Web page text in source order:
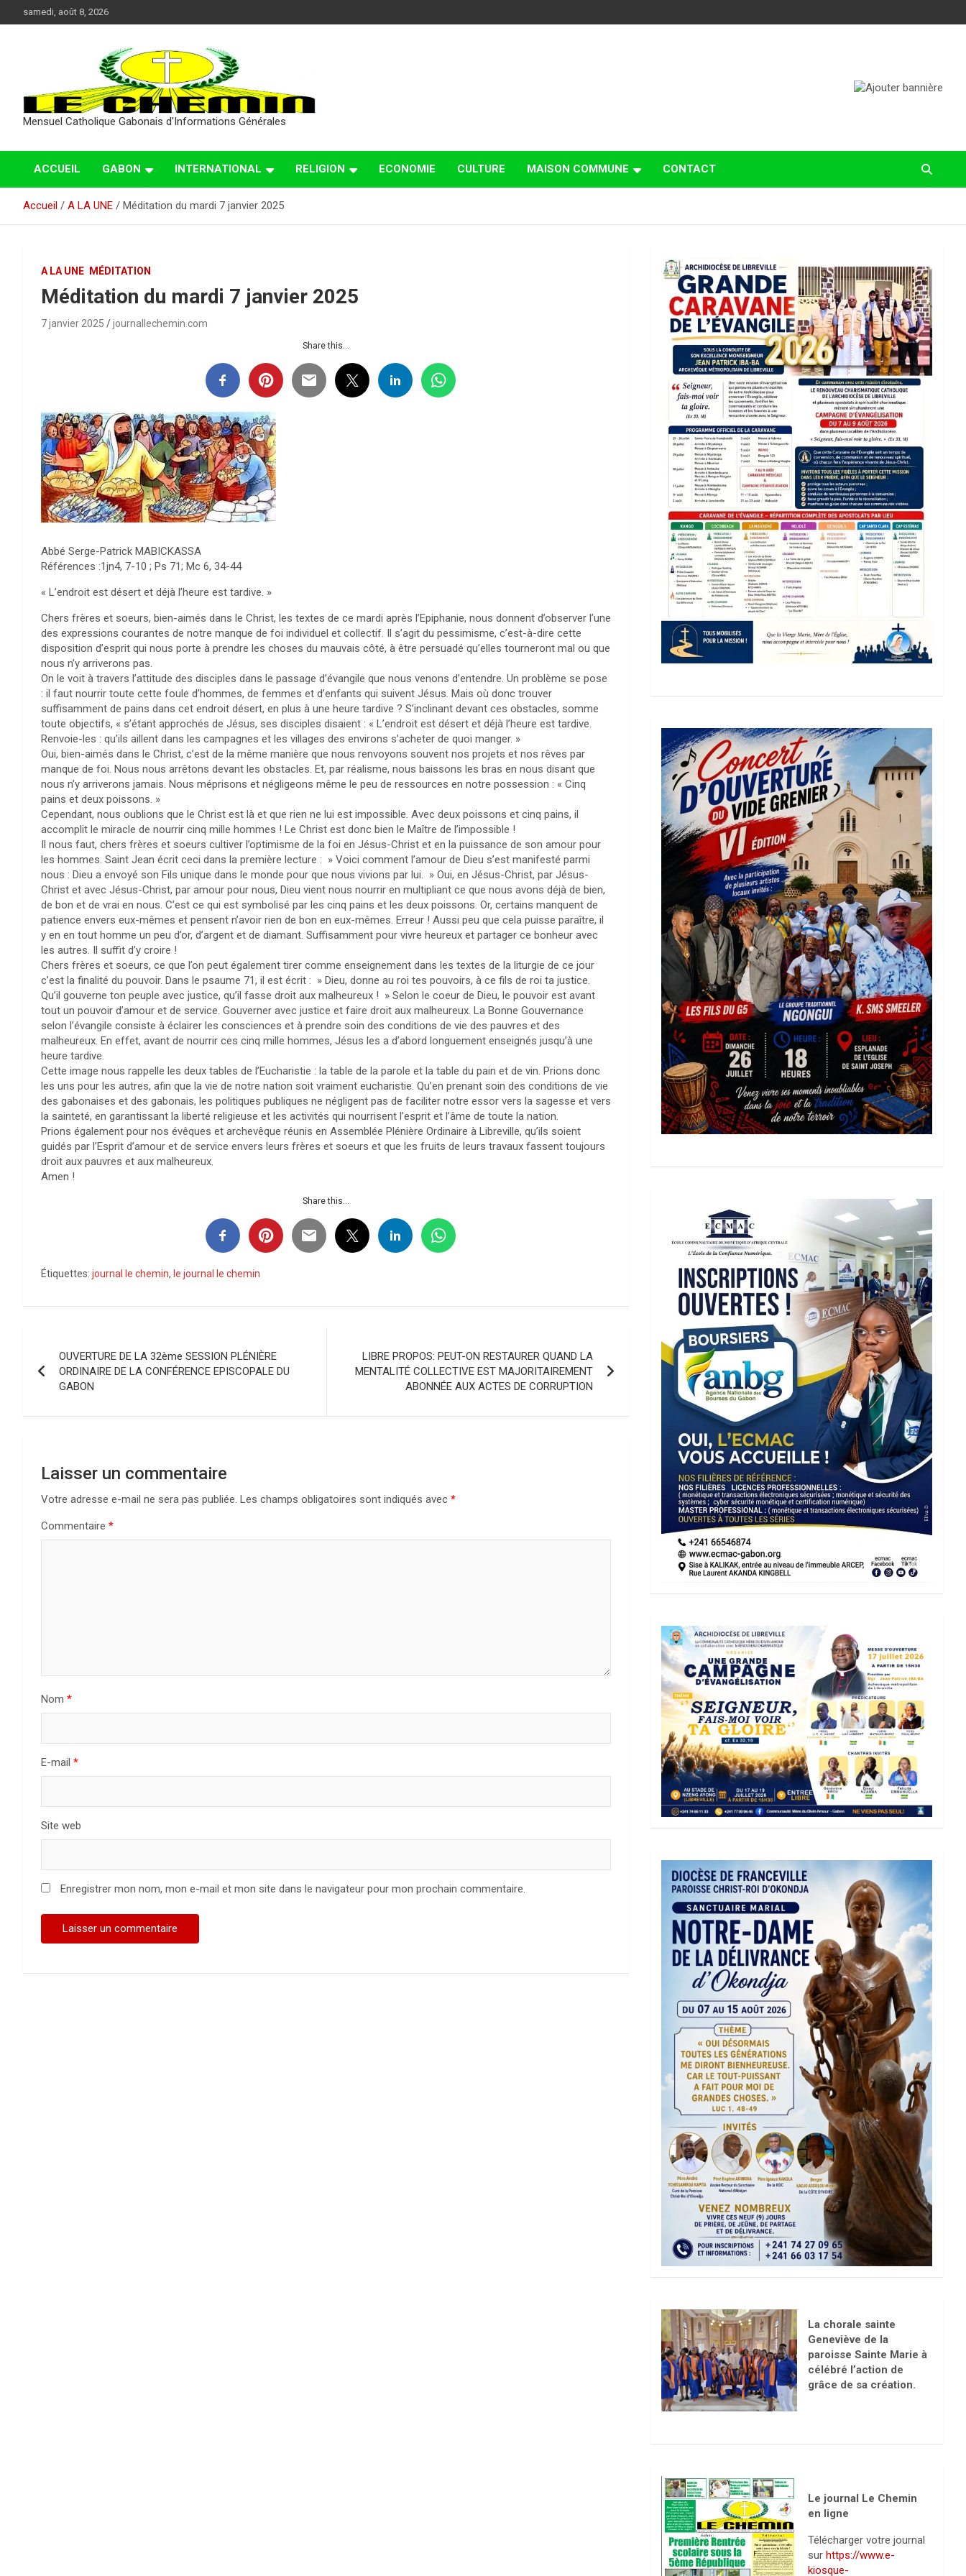
au
samedi, août 8, 2026
Mensuel Catholique Gabonais d'Informations Générales
ACCUEIL GABON INTERNATIONAL RELIGION ECONOMIE CULTURE MAISON COMMUNE CONTACT
Accueil A LA UNE Méditation du mardi 7 janvier 2025
A LA UNE MÉDITATION
Méditation du mardi 7 janvier 2025
7 janvier 2025 journallechemin.com
Share this...
Abbé Serge-Patrick MABICKASSA
Références :1jn4, 7-10 ; Ps 71; Mc 6, 34-44
« L’endroit est désert et déjà l’heure est tardive. »
Chers frères et soeurs, bien-aimés dans le Christ, les textes de ce mardi après l’Epiphanie, nous donnent d’observer l’une
des expressions courantes de notre manque de foi individuel et collectif. Il s’agit du pessimisme, c’est-à-dire cette
disposition d’esprit qui nous porte à prendre les choses du mauvais côté, à être persuadé qu’elles tourneront mal ou que
nous n’y arriverons pas.
On le voit à travers l’attitude des disciples dans le passage d’évangile que nous venons d’entendre. Un problème se pose
: il faut nourrir toute cette foule d’hommes, de femmes et d’enfants qui suivent Jésus. Mais où donc trouver
suffisamment de pains dans cet endroit désert, en plus à une heure tardive ? S’inclinant devant ces obstacles, somme
toute objectifs, « s’étant approchés de Jésus, ses disciples disaient : « L’endroit est désert et déjà l’heure est tardive.
Renvoie-les : qu’ils aillent dans les campagnes et les villages des environs s’acheter de quoi manger. »
Oui, bien-aimés dans le Christ, c’est de la même manière que nous renvoyons souvent nos projets et nos rêves par
manque de foi. Nous nous arrêtons devant les obstacles. Et, par réalisme, nous baissons les bras en nous disant que
nous n’y arriverons jamais. Nous méprisons et négligeons même le peu de ressources en notre possession : « Cinq
pains et deux poissons. »
Cependant, nous oublions que le Christ est là et que rien ne lui est impossible. Avec deux poissons et cinq pains, il
accomplit le miracle de nourrir cinq mille hommes ! Le Christ est donc bien le Maître de l’impossible !
Il nous faut, chers frères et soeurs cultiver l’optimisme de la foi en Jésus-Christ et en la puissance de son amour pour
les hommes. Saint Jean écrit ceci dans la première lecture : » Voici comment l’amour de Dieu s’est manifesté parmi
nous : Dieu a envoyé son Fils unique dans le monde pour que nous vivions par lui. » Oui, en Jésus-Christ, par Jésus-
Christ et avec Jésus-Christ, par amour pour nous, Dieu vient nous nourrir en multipliant ce que nous avons déjà de bien,
de bon et de vrai en nous. C’est ce qui est symbolisé par les cinq pains et les deux poissons. Or, certains manquent de
patience envers eux-mêmes et pensent n’avoir rien de bon en eux-mêmes. Erreur ! Aussi peu que cela puisse paraître, il
y en en tout homme un peu d’or, d’argent et de diamant. Suffisamment pour vivre heureux et partager ce bonheur avec
les autres. Il suffit d’y croire !
Chers frères et soeurs, ce que l’on peut également tirer comme enseignement dans les textes de la liturgie de ce jour
c’est la finalité du pouvoir. Dans le psaume 71, il est écrit : » Dieu, donne au roi tes pouvoirs, à ce fils de roi ta justice.
Qu’il gouverne ton peuple avec justice, qu’il fasse droit aux malheureux ! » Selon le coeur de Dieu, le pouvoir est avant
tout un pouvoir d’amour et de service. Gouverner avec justice et faire droit aux malheureux. La Bonne Gouvernance
selon l’évangile consiste à éclairer les consciences et à prendre soin des conditions de vie des pauvres et des
malheureux. En effet, avant de nourrir ces cinq mille hommes, Jésus les a d’abord longuement enseignés jusqu’à une
heure tardive.
Cette image nous rappelle les deux tables de l’Eucharistie : la table de la parole et la table du pain et de vin. Prions donc
les uns pour les autres, afin que la vie de notre nation soit vraiment eucharistie. Qu’en prenant soin des conditions de vie
des gabonaises et des gabonais, les politiques publiques ne négligent pas de faciliter notre essor vers la sagesse et vers
la sainteté, en garantissant la liberté religieuse et les activités qui nourrisent l’esprit et l’âme de toute la nation.
Prions également pour nos évêques et archevêque réunis en Assemblée Plénière Ordinaire à Libreville, qu’ils soient
guidés par l’Esprit d’amour et de service envers leurs frères et soeurs et que les fruits de leurs travaux fassent toujours
droit aux pauvres et aux malheureux.
Amen !
Share this...
Étiquettes: journal le chemin, le journal le chemin
de
OUVERTURE DE LA 32ème SESSION PLÉNIÈRE
ORDINAIRE DE LA CONFÉRENCE EPISCOPALE DU
GABON
LIBRE PROPOS: PEUT-ON RESTAURER QUAND LA
MENTALITÉ COLLECTIVE EST MAJORITAIREMENT
ABONNÉE AUX ACTES DE CORRUPTION
Laisser un commentaire
Votre adresse e-mail ne sera pas publiée. Les champs obligatoires sont indiqués avec *
Commentaire *
Nom *
E-mail *
Site web
Enregistrer mon nom, mon e-mail et mon site dans le navigateur pour mon prochain commentaire.
La chorale sainte
Geneviève de la
paroisse Sainte Marie à
célébré l’action de
grâce de sa création.
Le journal Le Chemin
en ligne
Télécharger votre journal
sur https://www.e-
kiosque-